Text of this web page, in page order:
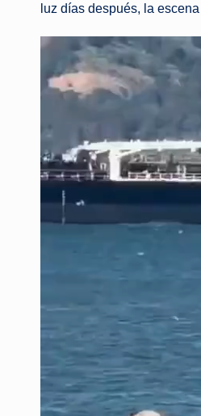
luz días después, la